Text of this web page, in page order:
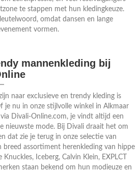
te stappen met hun kledingkeuze.
omdat dansen en lange
vormen.
mannenkleding bij
naar exclusieve en trendy kleding is
je nu in onze stijlvolle winkel in Alkmaar
Divali-Online.com, je vindt altijd een
nieuwste mode. Bij Divali draait het om
dat zie je terug in onze selectie van
breed assortiment herenkleding van hippe
Iceberg, Calvin Klein, EXPLCT
staan bekend om hun modieuze en